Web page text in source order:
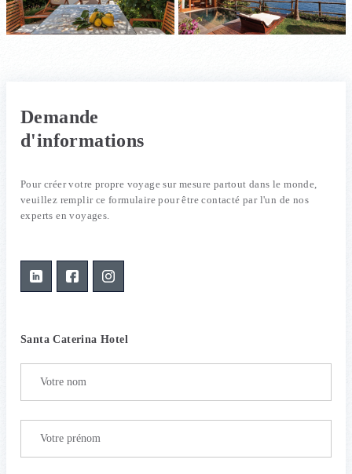
Demande
d'informations
Pour créer votre propre voyage sur mesure partout dans le monde,
veuillez remplir ce formulaire pour être contacté par l'un de nos
experts en voyages.
Santa Caterina Hotel